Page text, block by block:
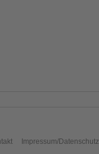
Impressum/Datenschutz